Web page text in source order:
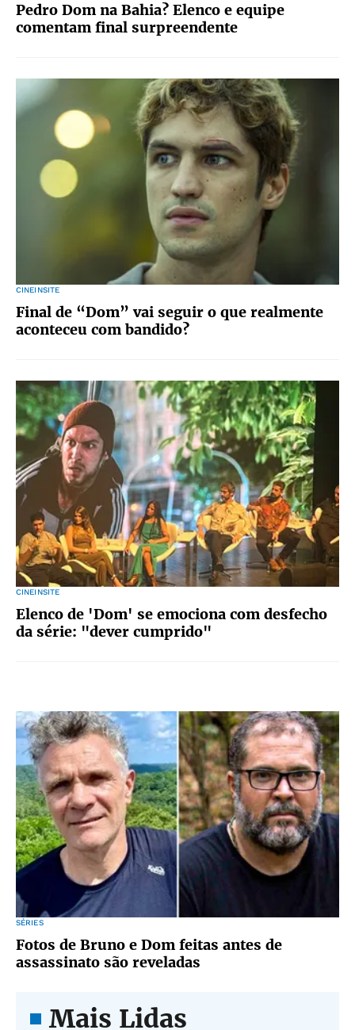
Pedro Dom na Bahia? Elenco e equipe
comentam final surpreendente
CINEINSITE
Final de “Dom” vai seguir o que realmente
aconteceu com bandido?
CINEINSITE
Elenco de 'Dom' se emociona com desfecho
da série: "dever cumprido"
SÉRIES
Fotos de Bruno e Dom feitas antes de
assassinato são reveladas
Mais Lidas